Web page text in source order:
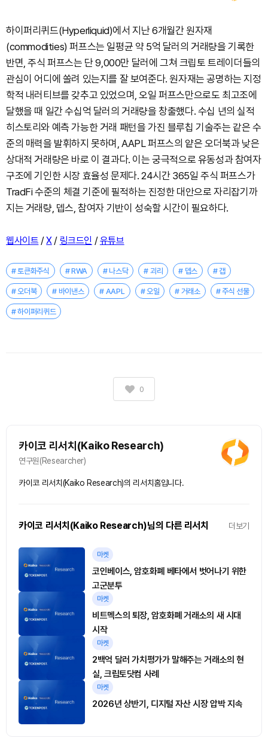
하이퍼리퀴드(Hyperliquid)에서 지난 6개월간 원자재
(commodities) 퍼프스는 일평균 약 5억 달러의 거래량을 기록한
반면, 주식 퍼프스는 단 9,000만 달러에 그쳐 크립토 트레이더들의
관심이 어디에 쏠려 있는지를 잘 보여준다. 원자재는 공명하는 지정
학적 내러티브를 갖추고 있었으며, 오일 퍼프스만으로도 최고조에
달했을 때 일간 수십억 달러의 거래량을 창출했다. 수십 년의 실적
히스토리와 예측 가능한 거래 패턴을 가진 블루칩 기술주는 같은 수
준의 매력을 발휘하지 못하며, AAPL 퍼프스의 얕은 오더북과 낮은
상대적 거래량은 바로 이 결과다. 이는 궁극적으로 유동성과 참여자
구조에 기인한 시장 효율성 문제다. 24시간 365일 주식 퍼프스가
TradFi 수준의 체결 기준에 필적하는 진정한 대안으로 자리잡기까
지는 거래량, 뎁스, 참여자 기반이 성숙할 시간이 필요하다.
웹사이트 /X/ 링크드인 /유튜브
# 토큰화주식 # RWA # 나스닥 # 괴리 # 뎁스 # 갭
# 오더북 # 바이낸스 # AAPL # 오일 # 거래소 # 주식 선물
# 하이퍼리퀴드
0
카이코 리서치(Kaiko Research)
연구원(Researcher)
카이코 리서치(Kaiko Research)의 리서치홈입니다.
카이코 리서치(Kaiko Research)님의 다른 리서치 더보기
마켓
코인베이스, 암호화폐 베타에서 벗어나기 위한
고군분투
마켓
비트멕스의 퇴장, 암호화폐 거래소의 새 시대
시작
마켓
2백억 달러 가치평가가 말해주는 거래소의 현
실, 크립토닷컴 사례
마켓
2026년 상반기, 디지털 자산 시장 압박 지속